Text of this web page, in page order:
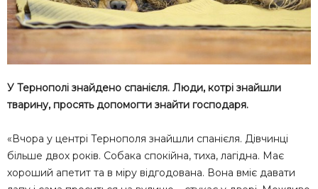
У Тернополі знайдено спанієля. Люди, котрі знайшли
тварину, просять допомогти знайти господаря.
«Вчора у центрі Тернополя знайшли спанієля. Дівчинці
більше двох років. Собака спокійна, тиха, лагідна. Має
хороший апетит та в міру відгодована. Вона вміє давати